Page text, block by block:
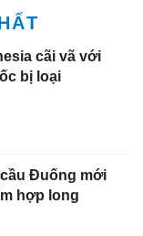
cãi vã với
bị loại
Đuống mới
hợp long